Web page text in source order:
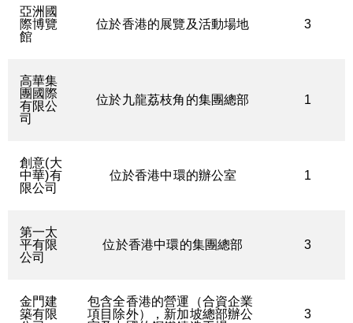
亞洲國
際博覽
館
位於香港的展覽及活動場地 3
高華集
團國際
有限公
司
位於九龍荔枝角的集團總部 1
創意(大
中華)有
限公司
位於香港中環的辦公室 1
第一太
平有限
公司
位於香港中環的集團總部 3
金門建
築有限
包含全香港的營運（合資企業
項目除外），新加坡總部辦公
3